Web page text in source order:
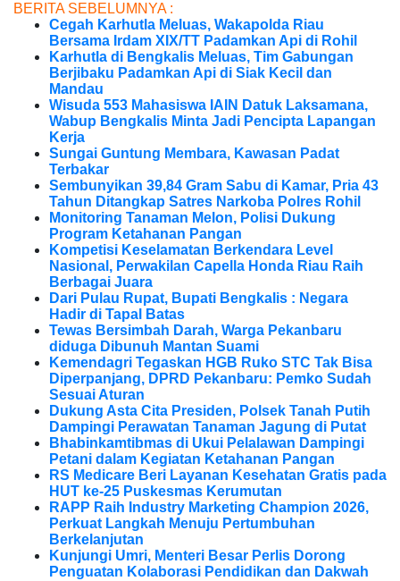
BERITA SEBELUMNYA :
Cegah Karhutla Meluas, Wakapolda Riau
Bersama Irdam XIX/TT Padamkan Api di Rohil
Karhutla di Bengkalis Meluas, Tim Gabungan
Berjibaku Padamkan Api di Siak Kecil dan
Mandau
Wisuda 553 Mahasiswa IAIN Datuk Laksamana,
Wabup Bengkalis Minta Jadi Pencipta Lapangan
Kerja
Sungai Guntung Membara, Kawasan Padat
Terbakar
Sembunyikan 39,84 Gram Sabu di Kamar, Pria 43
Tahun Ditangkap Satres Narkoba Polres Rohil
Monitoring Tanaman Melon, Polisi Dukung
Program Ketahanan Pangan
Kompetisi Keselamatan Berkendara Level
Nasional, Perwakilan Capella Honda Riau Raih
Berbagai Juara
Dari Pulau Rupat, Bupati Bengkalis : Negara
Hadir di Tapal Batas
Tewas Bersimbah Darah, Warga Pekanbaru
diduga Dibunuh Mantan Suami
Kemendagri Tegaskan HGB Ruko STC Tak Bisa
Diperpanjang, DPRD Pekanbaru: Pemko Sudah
Sesuai Aturan
Dukung Asta Cita Presiden, Polsek Tanah Putih
Dampingi Perawatan Tanaman Jagung di Putat
Bhabinkamtibmas di Ukui Pelalawan Dampingi
Petani dalam Kegiatan Ketahanan Pangan
RS Medicare Beri Layanan Kesehatan Gratis pada
HUT ke-25 Puskesmas Kerumutan
RAPP Raih Industry Marketing Champion 2026,
Perkuat Langkah Menuju Pertumbuhan
Berkelanjutan
Kunjungi Umri, Menteri Besar Perlis Dorong
Penguatan Kolaborasi Pendidikan dan Dakwah